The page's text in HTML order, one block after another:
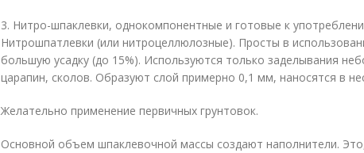
3. Нитро-шпаклевки, однокомпонентные и готовые к
Нитрошпатлевки (или нитроцеллюлозные). Просты в
большую усадку (до 15%). Используются только заделывания
царапин, сколов. Образуют слой примерно 0,1 мм, наносятся в
Желательно применение первичных грунтовок.
Основной объем шпаклевочной массы создают наполнители.